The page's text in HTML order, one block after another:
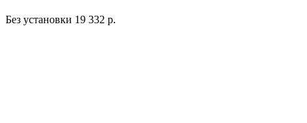
Без установки 19 332 р.